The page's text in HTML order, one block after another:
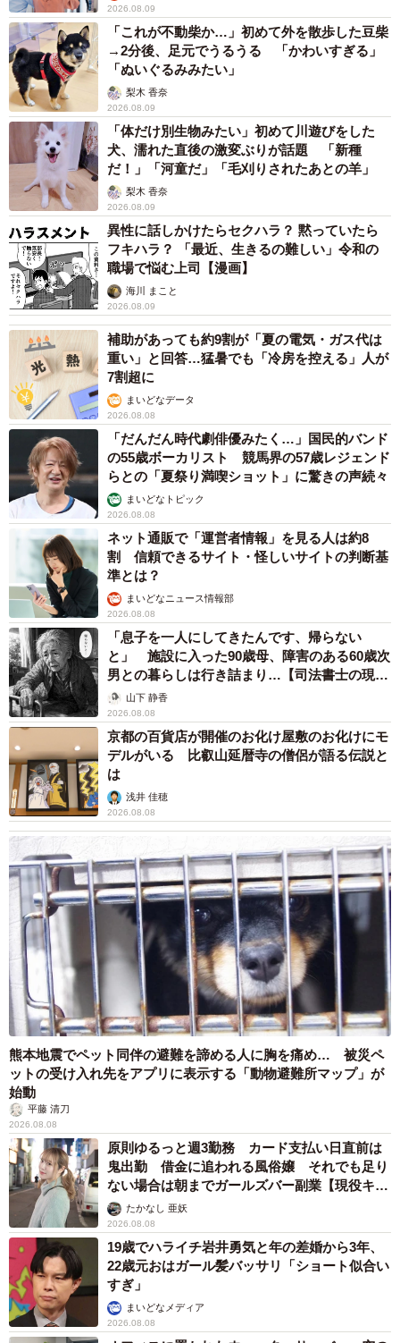
2026.08.09
「これが不動柴か…」初めて外を散歩した豆柴
→2分後、足元でうるうる 「かわいすぎる」
「ぬいぐるみみたい」
梨木 香奈
2026.08.09
「体だけ別生物みたい」初めて川遊びをした
犬、濡れた直後の激変ぶりが話題 「新種
だ！」「河童だ」「毛刈りされたあとの羊」
梨木 香奈
2026.08.09
異性に話しかけたらセクハラ？ 黙っていたら
フキハラ？ 「最近、生きるの難しい」令和の
職場で悩む上司【漫画】
海川 まこと
2026.08.09
補助があっても約9割が「夏の電気・ガス代は
重い」と回答…猛暑でも「冷房を控える」人が
7割超に
まいどなデータ
2026.08.08
「だんだん時代劇俳優みたく…」国民的バンド
の55歳ボーカリスト 競馬界の57歳レジェンド
らとの「夏祭り満喫ショット」に驚きの声続々
まいどなトピック
2026.08.08
ネット通販で「運営者情報」を見る人は約8
割 信頼できるサイト・怪しいサイトの判断基
準とは？
まいどなニュース情報部
2026.08.08
「息子を一人にしてきたんです、帰らない
と」 施設に入った90歳母、障害のある60歳次
男との暮らしは行き詰まり…【司法書士の現場
から】山下 静香
2026.08.08
京都の百貨店が開催のお化け屋敷のお化けにモ
デルがいる 比叡山延暦寺の僧侶が語る伝説と
は
浅井 佳穂
2026.08.08
熊本地震でペット同伴の避難を諦める人に胸を痛め… 被災ペ
ットの受け入れ先をアプリに表示する「動物避難所マップ」が
始動
平藤 清刀
2026.08.08
原則ゆるっと週3勤務 カード支払い日直前は
鬼出勤 借金に追われる風俗嬢 それでも足り
ない場合は朝までガールズバー副業【現役キャ
ストに取材】
たかなし 亜妖
2026.08.08
19歳でハライチ岩井勇気と年の差婚から3年、
22歳元おはガール髪バッサリ「ショート似合い
すぎ」
まいどなメディア
2026.08.08